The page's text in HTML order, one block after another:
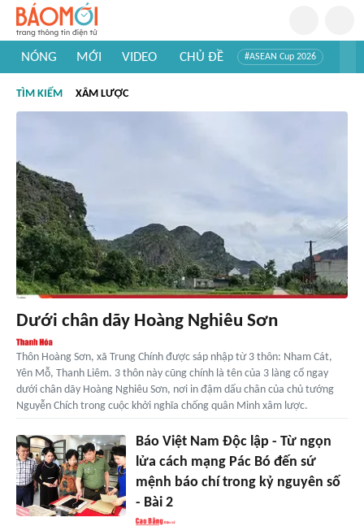
NÓNG MỚI VIDEO CHỦ ĐỀ #ASEAN Cup 2026
#Khám phá thế giới
TÌM KIẾM XÂM LƯỢC
Dưới chân dãy Hoàng Nghiêu Sơn
Thôn Hoàng Sơn, xã Trung Chính được sáp nhập từ 3 thôn: Nham Cát,
Yên Mỗ, Thanh Liêm. 3 thôn này cũng chính là tên của 3 làng cổ ngay
dưới chân dãy Hoàng Nghiêu Sơn, nơi in đậm dấu chân của chủ tướng
Nguyễn Chích trong cuộc khởi nghĩa chống quân Minh xâm lược.
Báo Việt Nam Độc lập - Từ ngọn
lửa cách mạng Pác Bó đến sứ
mệnh báo chí trong kỷ nguyên số
- Bài 2